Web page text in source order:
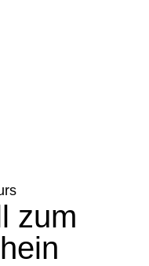
zum